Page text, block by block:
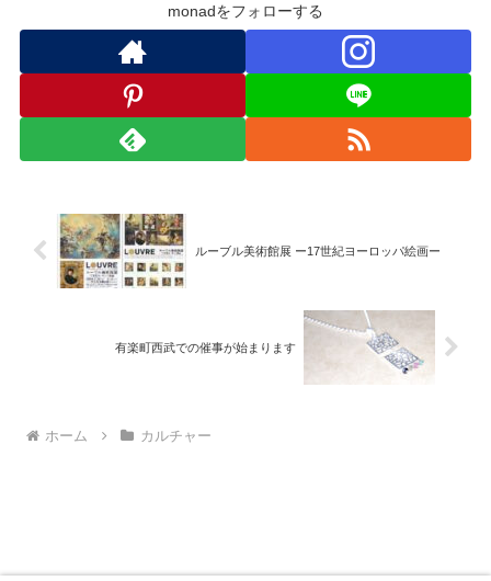
monadをフォローする
ルーブル美術館展 ー17世紀ヨーロッパ絵画ー
有楽町西武での催事が始まります
ホーム カルチャー